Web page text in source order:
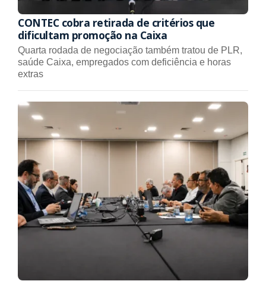
CONTEC cobra retirada de critérios que
dificultam promoção na Caixa
Quarta rodada de negociação também tratou de PLR,
saúde Caixa, empregados com deficiência e horas
extras